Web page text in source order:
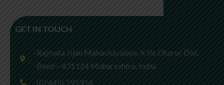
GET IN TOUCH
Rajmata Jijau Mahavidyalaya, Kille Dharur Dist.
Beed – 431124 Maharashtra, India
(02445) 295914